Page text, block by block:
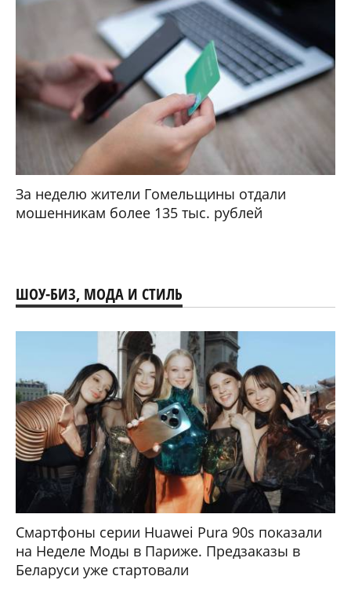
За неделю жители Гомельщины отдали
мошенникам более 135 тыс. рублей
ШОУ-БИЗ, МОДА И СТИЛЬ
Смартфоны серии Huawei Pura 90s показали
на Неделе Моды в Париже. Предзаказы в
Беларуси уже стартовали